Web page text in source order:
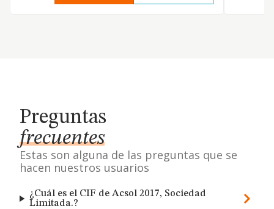
Preguntas
frecuentes
Estas son alguna de las preguntas que se
hacen nuestros usuarios
¿Cuál es el CIF de Acsol 2017, Sociedad
Limitada.?